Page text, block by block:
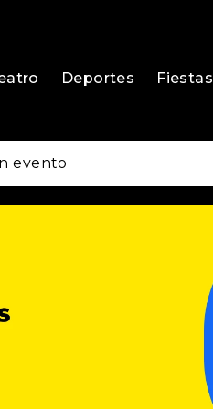
Deportes Fiestas
evento